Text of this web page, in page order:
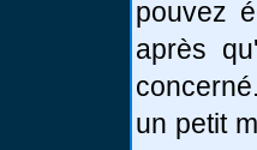
pouvez
après
un petit